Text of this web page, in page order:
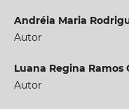
Andréia Maria
Autor
Luana Regina Ramos
Autor